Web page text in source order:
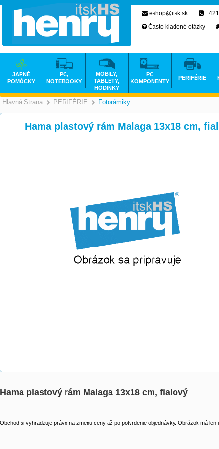
Hlavná Strana >
PERIFÉRIE >
Fotorámiky
Hama plastový rám Malaga 13x18 cm,
Hama plastový rám Malaga 13x18 cm, fialový
Obchod si vyhradzuje právo na zmenu ceny až po potvrdenie objednávky. Obrázok má len
eshop@itsk.sk
Často kladené otázky
JARNÉ
POMÔCKY
PC,
NOTEBOOKY
MOBILY,
TABLETY,
HODINKY
PC
KOMPONENTY
PERIFÉRIE